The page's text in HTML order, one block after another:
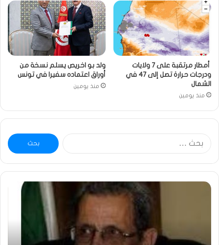
أمطار مرتقبة على 7 ولايات
ودرجات حرارة تصل إلى 47 في
الشمال
منذ يومين
ولد بو اخريص يسلم نسخة من
أوراق اعتماده سفيرا في تونس
منذ يومين
البحث
عن:
ومضة